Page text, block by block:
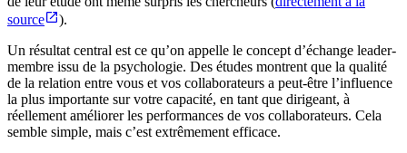
source
).
Un résultat central est ce qu’on appelle le concept d’échange leader-
membre issu de la psychologie. Des études montrent que la qualité
de la relation entre vous et vos collaborateurs a peut-être l’influence
la plus importante sur votre capacité, en tant que dirigeant, à
réellement améliorer les performances de vos collaborateurs. Cela
semble simple, mais c’est extrêmement efficace.